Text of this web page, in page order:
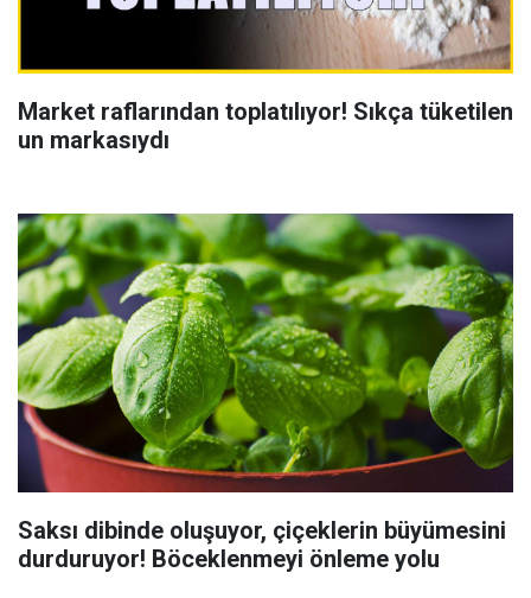
Market raflarından toplatılıyor! Sıkça tüketilen
un markasıydı
Saksı dibinde oluşuyor, çiçeklerin büyümesini
durduruyor! Böceklenmeyi önleme yolu